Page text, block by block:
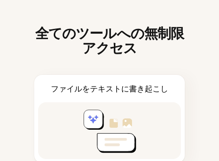
全てのツールへの無制限
アクセス
ファイルをテキストに書き起こし